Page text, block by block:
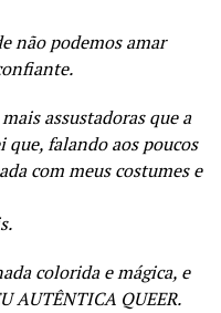
não podemos amar
assustadoras que a
que, falando aos poucos
com meus costumes e
colorida e mágica, e
AUTÊNTICA QUEER.